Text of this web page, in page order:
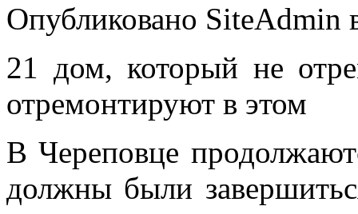
Опубликовано SiteAdmin
21 дом, который не
отремонтируют в этом
В Череповце
должны были